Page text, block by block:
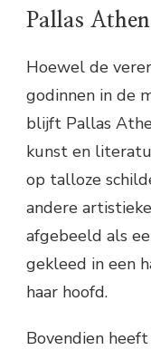
Pallas
Hoewel de
godinnen in de
blijft Pallas
kunst en
op talloze
andere
afgebeeld als
gekleed in een
haar hoofd.
Bovendien